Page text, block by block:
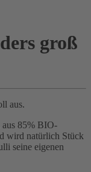
groß
aus.
85% BIO-
wird natürlich Stück
seine eigenen